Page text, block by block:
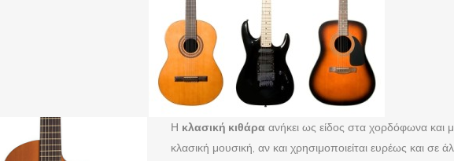
Η κλασική κιθάρα ανήκει ως είδος στα χορδόφωνα και
κλασική μουσική, αν και χρησιμοποιείται ευρέως και σε